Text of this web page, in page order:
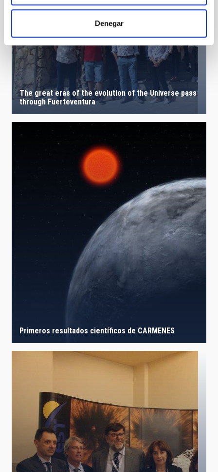
Denegar
The great eras of the evolution of the Universe pass
through Fuerteventura
Primeros resultados científicos de CARMENES